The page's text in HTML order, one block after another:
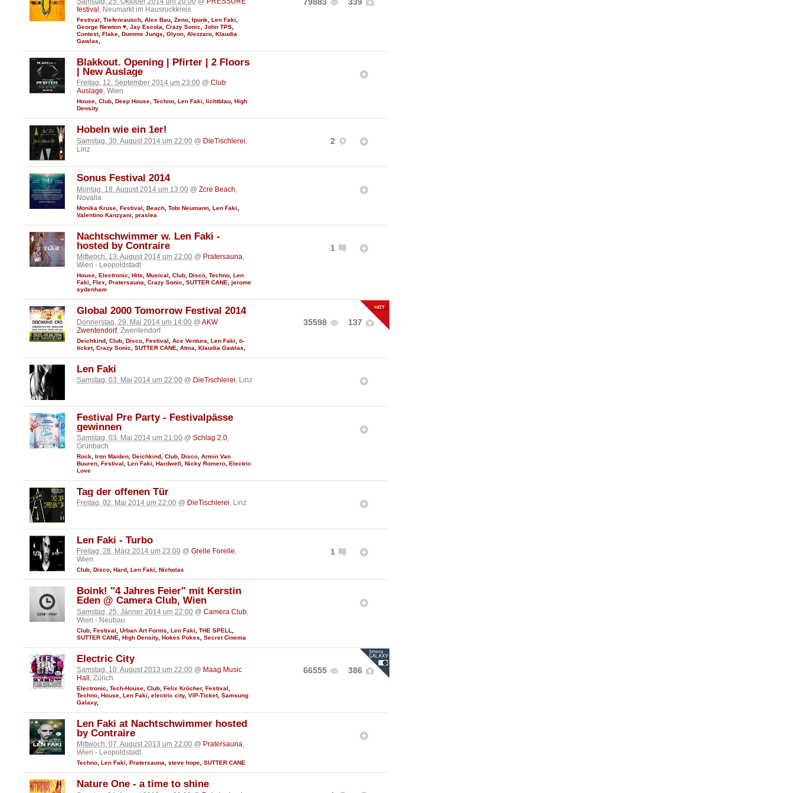
festival , Neumarkt im Hausruckkreis
Festival Tiefenrausch Alex Bau Zeno Ipunk Len Faki
George Newton ♥ Jay Escola Crazy Sonic John TPS
Contest, Flake Dumme Jungs Glyon Alezzaro Klaudia
Gawlas
Blakkout. Opening | Pfirter | 2 Floors
| New Auslage
Freitag, 12. September 2014 um 23:00 @ Club
Auslage, Wien
House, Club, Deep House, Techno, Len Faki, lichtblau, High
Density
2
Hobeln wie ein 1er!
Samstag, 30. August 2014 um 22:00 @ DieTischlerei,
Linz
Sonus Festival 2014
Montag, 18. August 2014 um 13:00 @ Zcre Beach,
Novalia
Monika Kruse Festival Beach Tobi Neumann Len Faki
Valentino Kanzyani
praslea
1
Nachtschwimmer w. Len Faki -
hosted by Contraire
Mittwoch, 13. August 2014 um 22:00 @ Pratersauna,
Wien - Leopoldstadt
House Electronic Hits Musical Club Disco Techno Len
Faki
Flex Pratersauna Crazy Sonic SUTTER CANE
jerome
sydenham
35598 137
Global 2000 Tomorrow Festival 2014
Donnerstag, 29. Mai 2014 um 14:00 @ AKW
Zwentendorf, Zwentendorf
Deichkind Club Disco Festival Ace Ventura Len Faki
ö-
ticket, Crazy Sonic SUTTER CANE Atma Klaudia Gawlas
Len Faki
Samstag, 03. Mai 2014 um 22:00 @ DieTischlerei, Linz
Festival Pre Party - Festivalpässe
gewinnen
Samstag, 03. Mai 2014 um 21:00 @ Schlag 2.0,
Grünbach
Rock Iron Maiden Deichkind Club Disco Armin Van
Buuren Festival Len Faki Hardwell Nicky Romero Electric
Love
Tag der offenen Tür
Freitag, 02. Mai 2014 um 22:00 @ DieTischlerei, Linz
1
Len Faki - Turbo
Freitag, 28. März 2014 um 23:00 @ Grelle Forelle,
Wien
Club, Disco, Hard, Len Faki, Nicholas
Boink! "4 Jahres Feier" mit Kerstin
Eden @ Camera Club, Wien
Samstag, 25. Jänner 2014 um 22:00 @ Camera Club
Wien - Neubau
Club Festival Urban Art Forms Len Faki THE SPELL
SUTTER CANE
High Density, Hokes Pokes Secret Cinema
66555 386
Electric City
Samstag, 10. August 2013 um 22:00 @ Maag Music
Hall , Zürich
Electronic Tech-House Club Felix Kröcher, Festival
Techno House Len Faki electric city, VIP-Ticket, Samsung
Galaxy,
Len Faki at Nachtschwimmer hosted
by Contraire
Mittwoch, 07. August 2013 um 22:00 @ Pratersauna,
Wien - Leopoldstadt
Techno, Len Faki, Pratersauna, steve hope, SUTTER CANE
Nature One - a time to shine